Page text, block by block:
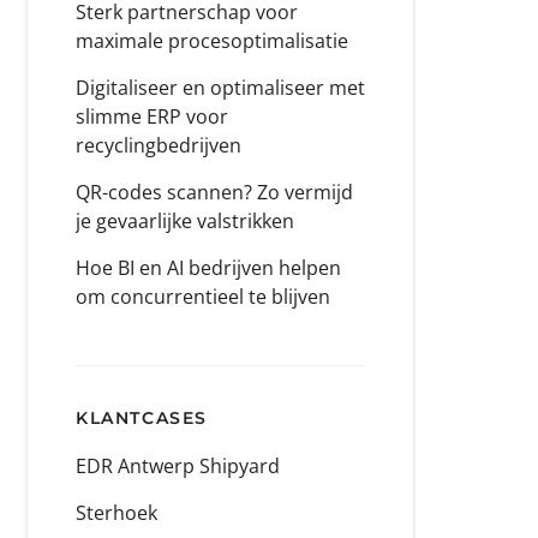
Sterk partnerschap voor
maximale procesoptimalisatie
Digitaliseer en optimaliseer met
slimme ERP voor
recyclingbedrijven
QR-codes scannen? Zo vermijd
je gevaarlijke valstrikken
Hoe BI en AI bedrijven helpen
om concurrentieel te blijven
KLANTCASES
EDR Antwerp Shipyard
Sterhoek